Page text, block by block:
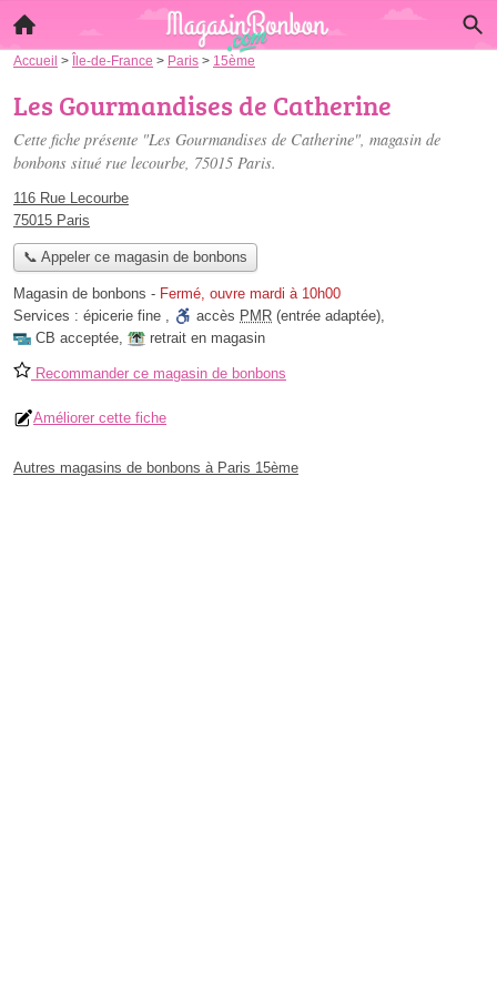
Accueil > Île-de-France > Paris > 15ème
Les Gourmandises de Catherine
Cette fiche présente "Les Gourmandises de Catherine", magasin de
bonbons situé rue lecourbe, 75015 Paris.
116 Rue Lecourbe
75015 Paris
📞 Appeler ce magasin de bonbons
Magasin de bonbons - Fermé, ouvre mardi à 10h00
Services : épicerie fine , accès PMR (entrée adaptée),
CB acceptée, retrait en magasin
Recommander ce magasin de bonbons
Améliorer cette fiche
Autres magasins de bonbons à Paris 15ème